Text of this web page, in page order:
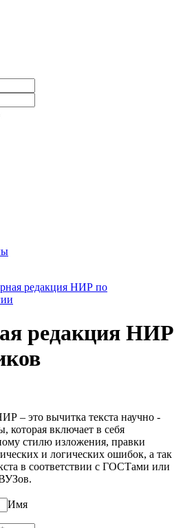
редакция НИР по
редакция НИР
– это вычитка текста научно -
которая включает в себя
стилю изложения, правки
и логических ошибок, а так
в соответствии с ГОСТами или
Имя